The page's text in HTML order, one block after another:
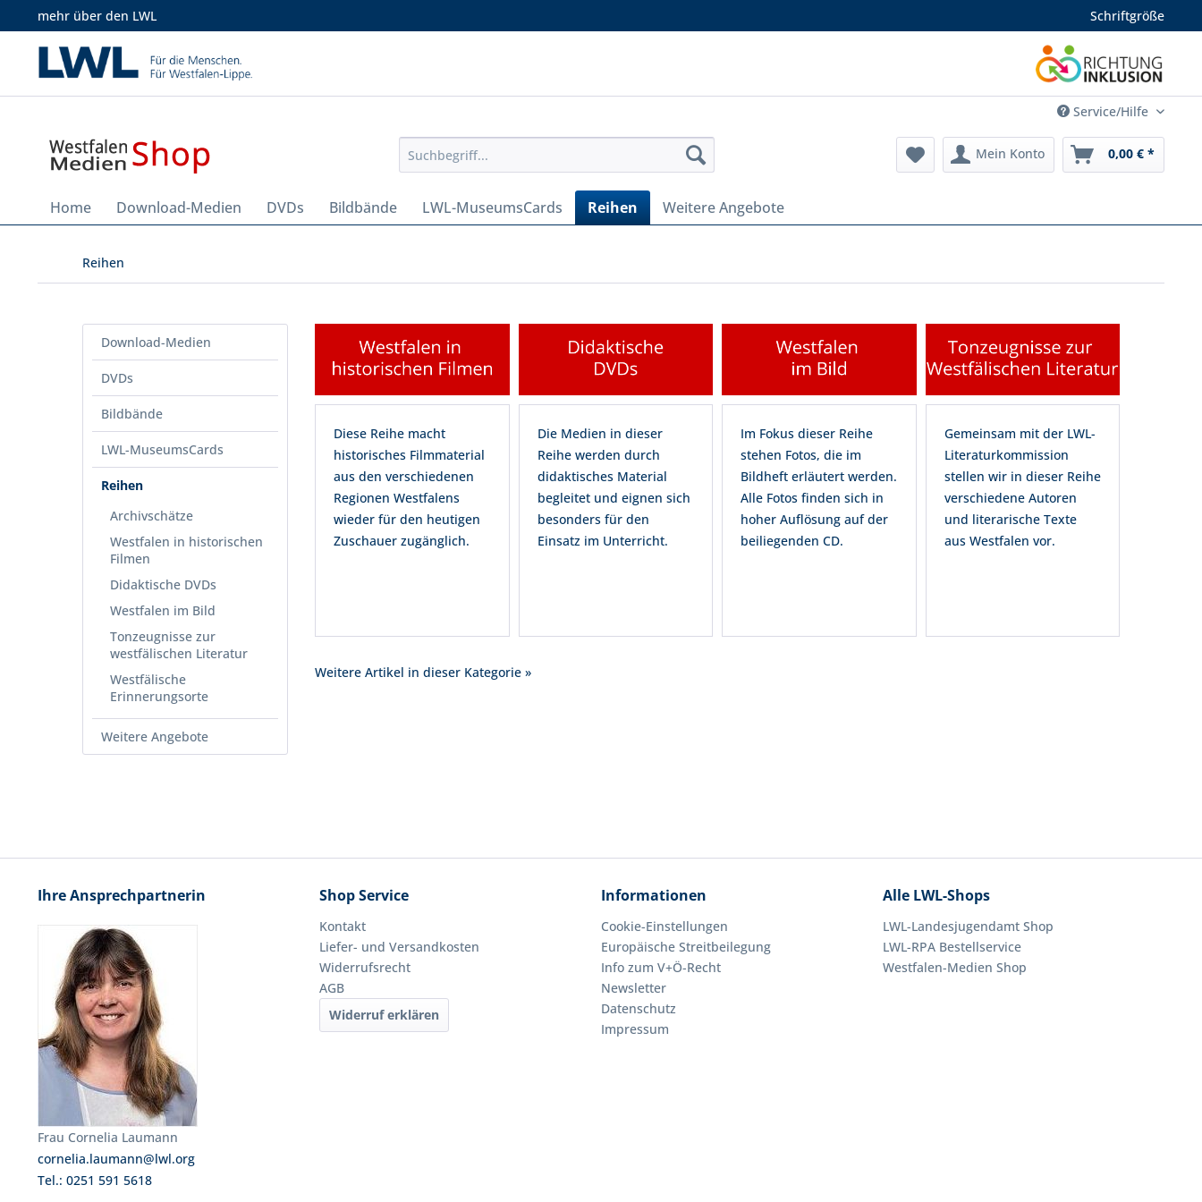
mehr über den LWL Schriftgröße
Service/Hilfe
Mein Konto 0,00 € *
Home Download-Medien DVDs Bildbände LWL-MuseumsCards Reihen Weitere Angebote
Reihen
Download-Medien
DVDs
Bildbände
LWL-MuseumsCards
Reihen
Archivschätze
Westfalen in historischen
Filmen
Didaktische DVDs
Westfalen im Bild
Tonzeugnisse zur
westfälischen Literatur
Westfälische
Erinnerungsorte
Weitere Angebote
Diese Reihe macht
historisches Filmmaterial
aus den verschiedenen
Regionen Westfalens
wieder für den heutigen
Zuschauer zugänglich.
Die Medien in dieser
Reihe werden durch
didaktisches Material
begleitet und eignen sich
besonders für den
Einsatz im Unterricht.
Im Fokus dieser Reihe
stehen Fotos, die im
Bildheft erläutert werden.
Alle Fotos finden sich in
hoher Auflösung auf der
beiliegenden CD.
Gemeinsam mit der LWL-
Literaturkommission
stellen wir in dieser Reihe
verschiedene Autoren
und literarische Texte
aus Westfalen vor.
Weitere Artikel in dieser Kategorie »
Ihre Ansprechpartnerin
Frau Cornelia Laumann
cornelia.laumann@lwl.org
Tel.: 0251 591 5618
Shop Service
Kontakt
Liefer- und Versandkosten
Widerrufsrecht
AGB
Widerruf erklären
Informationen
Cookie-Einstellungen
Europäische Streitbeilegung
Info zum V+Ö-Recht
Newsletter
Datenschutz
Impressum
Alle LWL-Shops
LWL-Landesjugendamt Shop
LWL-RPA Bestellservice
Westfalen-Medien Shop